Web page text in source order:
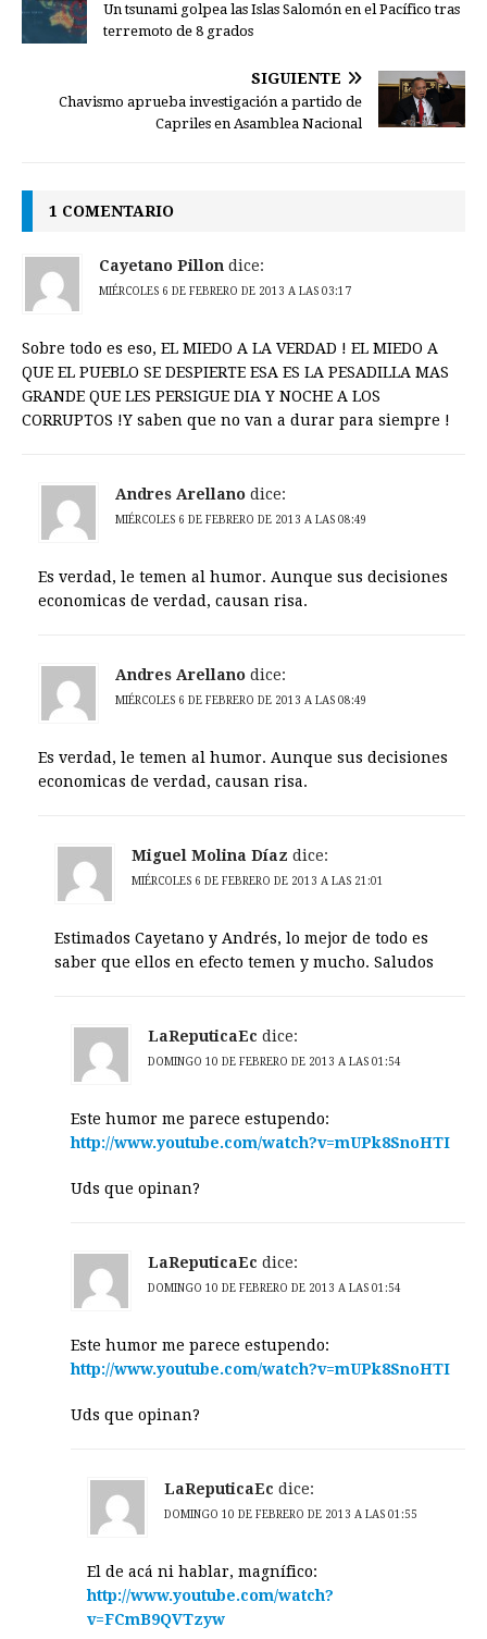
Un tsunami golpea las Islas Salomón en el Pacífico tras
terremoto de 8 grados
SIGUIENTE
Chavismo aprueba investigación a partido de
Capriles en Asamblea Nacional
1 COMENTARIO
Cayetano Pillon dice:
MIÉRCOLES 6 DE FEBRERO DE 2013 A LAS 03:17
Sobre todo es eso, EL MIEDO A LA VERDAD ! EL MIEDO A
QUE EL PUEBLO SE DESPIERTE ESA ES LA PESADILLA MAS
GRANDE QUE LES PERSIGUE DIA Y NOCHE A LOS
CORRUPTOS !Y saben que no van a durar para siempre !
Andres Arellano dice:
MIÉRCOLES 6 DE FEBRERO DE 2013 A LAS 08:49
Es verdad, le temen al humor. Aunque sus decisiones
economicas de verdad, causan risa.
Andres Arellano dice:
MIÉRCOLES 6 DE FEBRERO DE 2013 A LAS 08:49
Es verdad, le temen al humor. Aunque sus decisiones
economicas de verdad, causan risa.
Miguel Molina Díaz dice:
MIÉRCOLES 6 DE FEBRERO DE 2013 A LAS 21:01
Estimados Cayetano y Andrés, lo mejor de todo es
saber que ellos en efecto temen y mucho. Saludos
LaReputicaEc dice:
DOMINGO 10 DE FEBRERO DE 2013 A LAS 01:54
Este humor me parece estupendo:
http://www.youtube.com/watch?v=mUPk8SnoHTI
Uds que opinan?
LaReputicaEc dice:
DOMINGO 10 DE FEBRERO DE 2013 A LAS 01:54
Este humor me parece estupendo:
http://www.youtube.com/watch?v=mUPk8SnoHTI
Uds que opinan?
LaReputicaEc dice:
DOMINGO 10 DE FEBRERO DE 2013 A LAS 01:55
El de acá ni hablar, magnífico:
http://www.youtube.com/watch?
v=FCmB9QVTzyw